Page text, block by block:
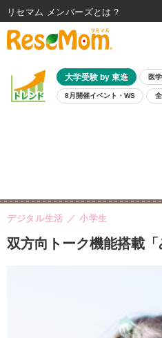
大学受験 by 東進 医
8月開催イベント・WS
双方向トーク機能搭載
デジタル生活 小学生
リセマム メンバーズ